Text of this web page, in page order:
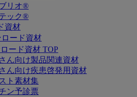
リオ®
ック®
資材
ロード資材
ード資材 TOP
ん向け製品関連資材
ん向け疾患啓発用資材
ト素材集
ン予診票